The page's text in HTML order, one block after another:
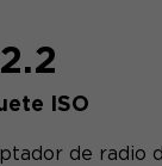
ISO
de radio